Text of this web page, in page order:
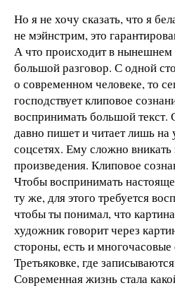
Но я не хочу сказать, что я
не мэйнстрим, это
А что происходит в
большой разговор. С одной
о современном человеке, то
господствует клиповое
воспринимать большой
давно пишет и читает лишь на
соцсетях. Ему сложно вникать
произведения. Клиповое
Чтобы воспринимать
ту же, для этого требуется
чтобы ты понимал, что
художник говорит через
стороны, есть и
Третьяковке, где
Современная жизнь стала